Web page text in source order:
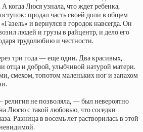
когда Люся узнала, что ждет ребенка,
продал часть своей доли в общем
и вернулся в городок навсегда. Он
людей и грузы в райцентр, и дело его
трудолюбию и честности.
три года — еще один. Два красивых,
отца и доброй, улыбчивой натурой матери.
смехом, топотом маленьких ног и запахом
не позволяла, — был невероятно
Люсю с такой любовью, что соседки
Разница в восемь лет растворилась в этой